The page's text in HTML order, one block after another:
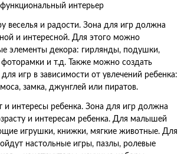
веселья и радости. Зона для игр должна
и интересной. Для этого можно
элементы декора: гирлянды, подушки,
фоторамки и т.д. Также можно создать
игр в зависимости от увлечений ребенка:
замка, джунглей или пиратов.
и интересы ребенка. Зона для игр должна
и интересам ребенка. Для малышей
игрушки, книжки, мягкие животные. Для
настольные игры, пазлы, ролевые